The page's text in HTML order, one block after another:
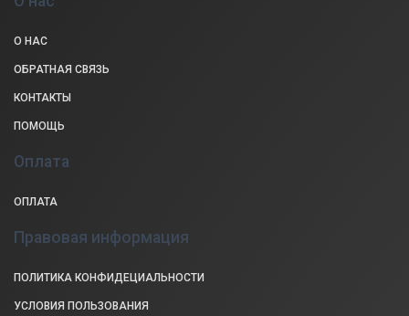
О НАС
ОБРАТНАЯ СВЯЗЬ
КОНТАКТЫ
ПОМОЩЬ
Оплата
ОПЛАТА
Правовая информация
ПОЛИТИКА КОНФИДЕЦИАЛЬНОСТИ
УСЛОВИЯ ПОЛЬЗОВАНИЯ